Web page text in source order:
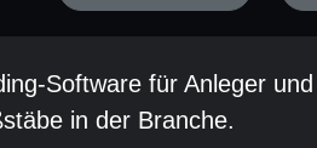
Software für Anleger
in der Branche.